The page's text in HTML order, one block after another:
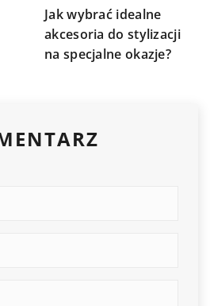
Jak wybrać idealne
akcesoria do stylizacji
na specjalne okazje?